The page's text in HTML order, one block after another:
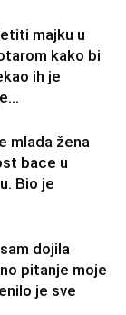
majku u
kako bi
ih je
mlada žena
bace u
Bio je
dojila
pitanje moje
je sve